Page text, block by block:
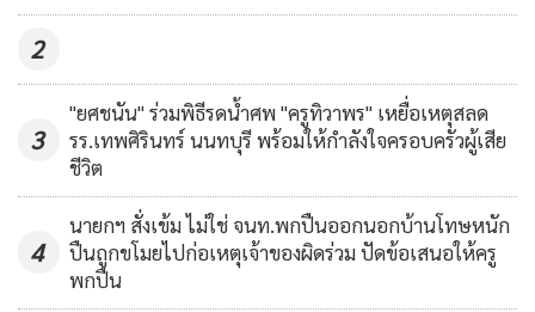
2
3
"ยศชนัน" ร่วมพิธีรดน้ำศพ "ครูทิวาพร" เหยื่อเหตุสลด
รร.เทพศิรินทร์ นนทบุรี พร้อมให้กำลังใจครอบครัวผู้เสีย
ชีวิต
4
นายกฯ สั่งเข้ม ไม่ใช่ จนท.พกปืนออกนอกบ้านโทษหนัก
ปืนถูกขโมยไปก่อเหตุเจ้าของผิดร่วม ปัดข้อเสนอให้ครู
พกปืน